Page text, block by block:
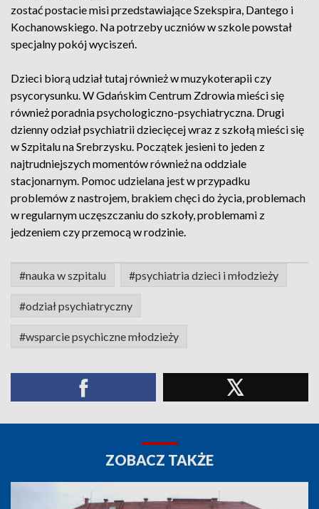
zostać postacie misi przedstawiające Szekspira, Dantego i
Kochanowskiego. Na potrzeby uczniów w szkole powstał
specjalny pokój wyciszeń.
Dzieci biorą udział tutaj również w muzykoterapii czy
psycorysunku. W Gdańskim Centrum Zdrowia mieści się
również poradnia psychologiczno-psychiatryczna. Drugi
dzienny odział psychiatrii dziecięcej wraz z szkołą mieści się
w Szpitalu na Srebrzysku. Początek jesieni to jeden z
najtrudniejszych momentów również na oddziale
stacjonarnym. Pomoc udzielana jest w przypadku
problemów z nastrojem, brakiem chęci do życia, problemach
w regularnym uczęszczaniu do szkoły, problemami z
jedzeniem czy przemocą w rodzinie.
#nauka w szpitalu #psychiatria dzieci i młodzieży
#odział psychiatryczny
#wsparcie psychiczne młodzieży
ZOBACZ TAKŻE